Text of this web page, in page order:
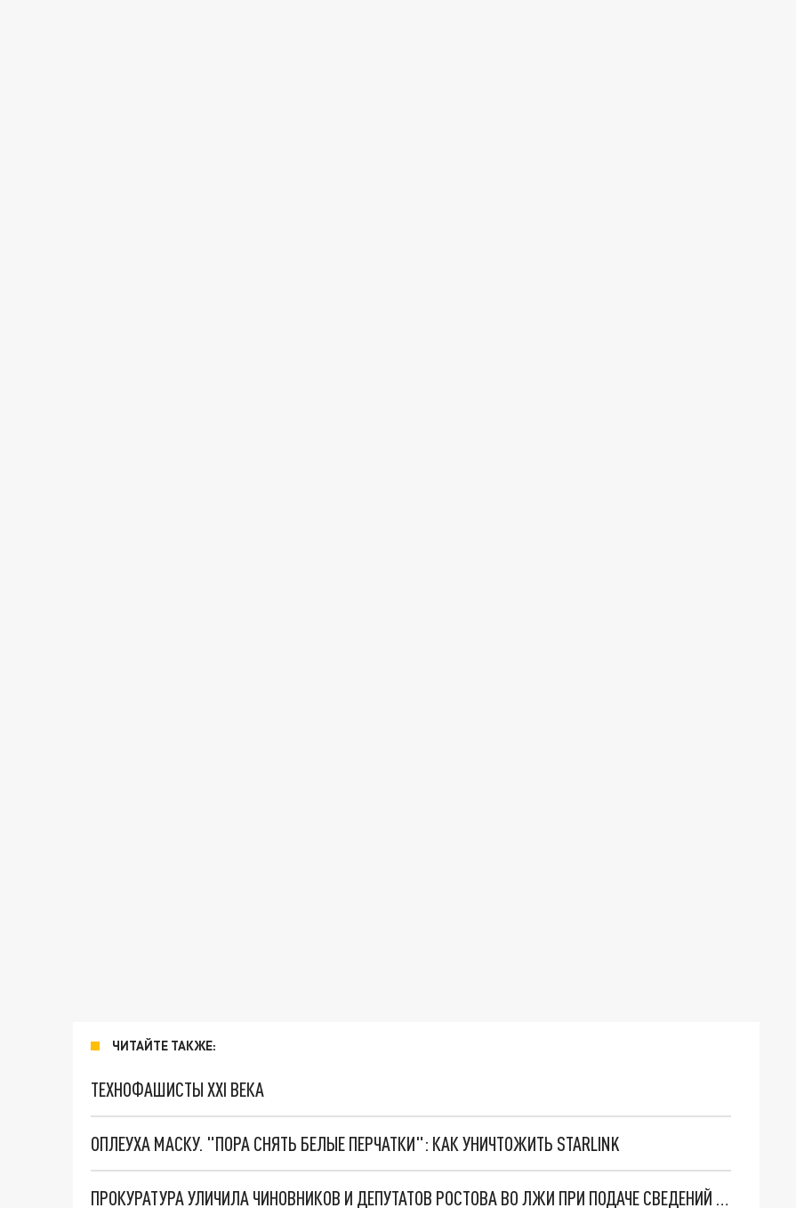
ЧИТАЙТЕ ТАКЖЕ:
ТЕХНОФАШИСТЫ XXI ВЕКА
ОПЛЕУХА МАСКУ. "ПОРА СНЯТЬ БЕЛЫЕ ПЕРЧАТКИ": КАК УНИЧТОЖИТЬ STARLINK
ПРОКУРАТУРА УЛИЧИЛА ЧИНОВНИКОВ И ДЕПУТАТОВ РОСТОВА ВО ЛЖИ ПРИ ПОДАЧЕ СВЕДЕНИЙ О ДОХОДАХ